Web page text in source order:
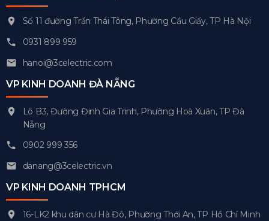
Số 11 đường Trần Thái Tông, Phường Cầu Giấy, TP Hà Nội
0931 899 959
hanoi@3celectric.com
VP KINH DOANH ĐÀ NẴNG
Lô B3, Đường Đinh Gia Trinh, Phường Hoà Xuân, TP Đà
Nẵng
0902 999 356
danang@3celectric.vn
VP KINH DOANH TPHCM
16-LK2 khu dân cư Hà Đô, Phường Thới An, TP Hồ Chí Minh